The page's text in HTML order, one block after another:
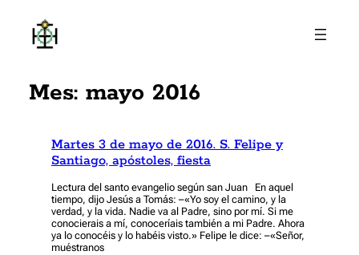
contenido
Mes: mayo 2016
Martes 3 de mayo de 2016. S. Felipe y
Santiago, apóstoles, fiesta
Lectura del santo evangelio según san Juan En aquel
tiempo, dijo Jesús a Tomás: –«Yo soy el camino, y la
verdad, y la vida. Nadie va al Padre, sino por mí. Si me
conocierais a mí, conoceríais también a mi Padre. Ahora
ya lo conocéis y lo habéis visto.» Felipe le dice: –«Señor,
muéstranos